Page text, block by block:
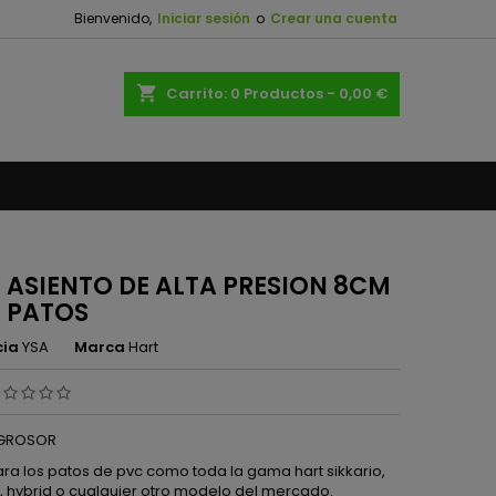
Bienvenido, Iniciar sesión o Crear una cuenta
shopping_cart Carrito: 0 Productos - 0,00 €
ASIENTO DE ALTA PRESION 8CM
PATOS
YSA Marca Hart
los patos de pvc como toda la gama hart sikkario,
hybrid o cualquier otro modelo del mercado.